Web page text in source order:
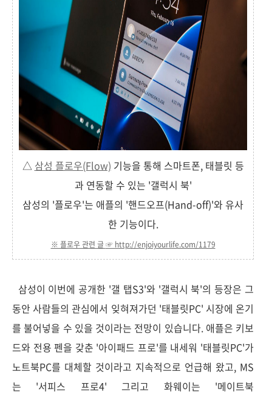
△ 삼성 플로우(Flow) 기능을 통해 스마트폰, 태블릿 등
과 연동할 수 있는 '갤럭시 북'
삼성의 '플로우'는 애플의 '핸드오프(Hand-off)'와 유사
한 기능이다.
※ 플로우 관련 글☞ http://enjoiyourlife.com/1179
삼성이 이번에 공개한 '갤 탭S3'와 '갤럭시 북'의 등장은 그
동안 사람들의 관심에서 잊혀져가던 '태블릿PC' 시장에 온기
를 불어넣을 수 있을 것이라는 전망이 있습니다. 애플은 키보
드와 전용 펜을 갖춘 '아이패드 프로'를 내세워 '태블릿PC'가
노트북PC를 대체할 것이라고 지속적으로 언급해 왔고, MS
는 '서피스 프로4' 그리고 화웨이는 '메이트북